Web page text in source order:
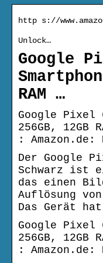
http s://
Unlock…
Google
RAM …
Google Pixel
256GB, 12GB
:
Der Google
Schwarz ist
das einen
Auflösung
Das Gerät
Google Pixel
256GB, 12GB
: